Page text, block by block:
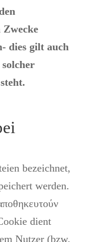
Zwecke
dies gilt auch
bezeichnet,
werden.
dient
Nutzer (bzw.